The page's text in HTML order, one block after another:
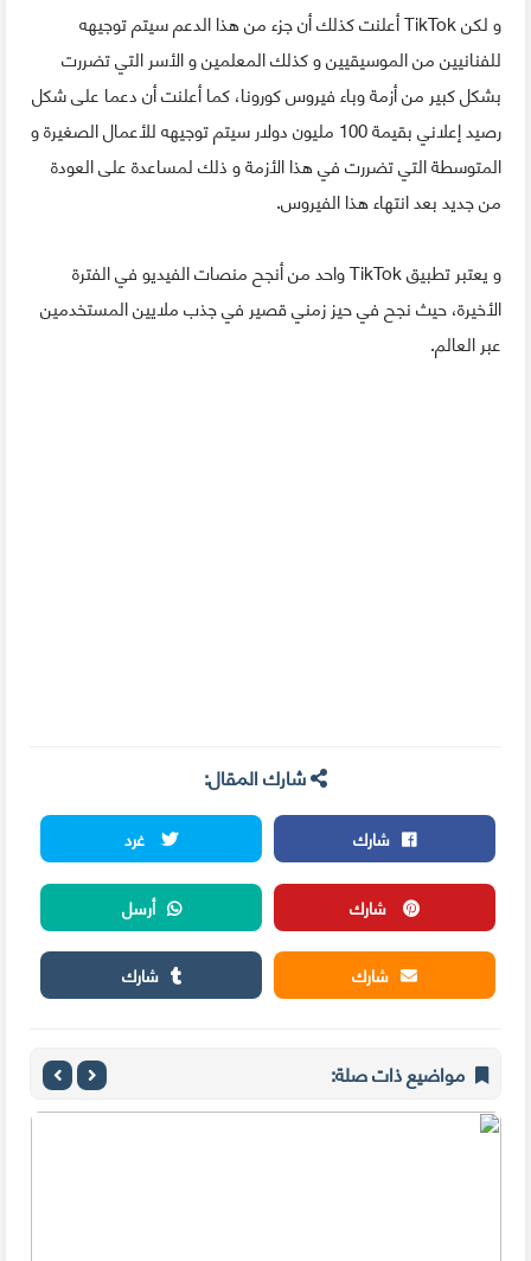
و لكن TikTok أعلنت كذلك أن جزء من هذا الدعم سيتم توجيهه
للفنانيين من الموسيقيين و كذلك المعلمين و الأسر التي تضررت
بشكل كبير من أزمة وباء فيروس كورونا، كما أعلنت أن دعما على شكل
رصيد إعلاني بقيمة 100 مليون دولار سيتم توجيهه للأعمال الصغيرة و
المتوسطة التي تضررت في هذا الأزمة و ذلك لمساعدة على العودة
من جديد بعد انتهاء هذا الفيروس.
و يعتبر تطبيق TikTok واحد من أنجح منصات الفيديو في الفترة
الأخيرة، حيث نجح في حيز زمني قصير في جذب ملايين المستخدمين
عبر العالم.
شارك المقال:
شارك
غرد
شارك
أرسل
شارك
شارك
مواضيع ذات صلة: